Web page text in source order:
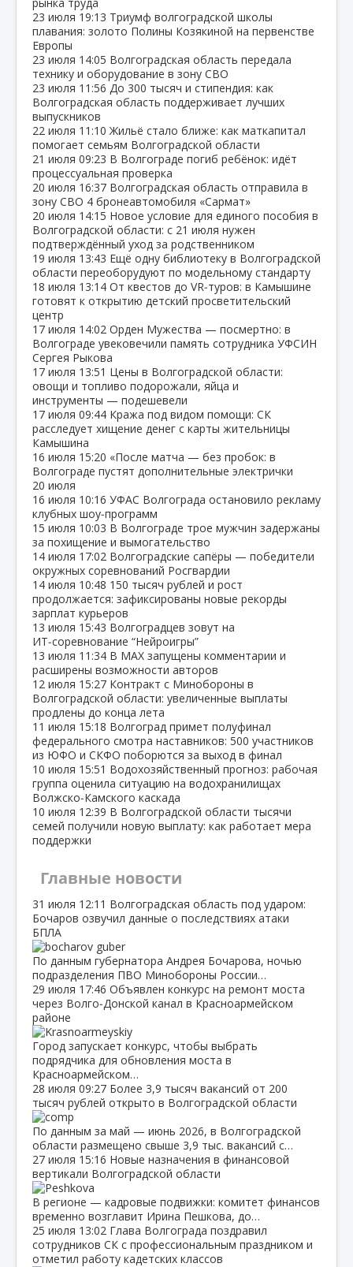
23 июля 19:13 Триумф волгоградской школы
плавания: золото Полины Козякиной на первенстве
Европы
23 июля 14:05 Волгоградская область передала
технику и оборудование в зону СВО
23 июля 11:56 До 300 тысяч и стипендия: как
Волгоградская область поддерживает лучших
выпускников
22 июля 11:10 Жильё стало ближе: как маткапитал
помогает семьям Волгоградской области
21 июля 09:23 В Волгограде погиб ребёнок: идёт
процессуальная проверка
20 июля 16:37 Волгоградская область отправила в
зону СВО 4 бронеавтомобиля «Сармат»
20 июля 14:15 Новое условие для единого пособия в
Волгоградской области: с 21 июля нужен
подтверждённый уход за родственником
19 июля 13:43 Ещё одну библиотеку в Волгоградской
области переоборудуют по модельному стандарту
18 июля 13:14 От квестов до VR‑туров: в Камышине
готовят к открытию детский просветительский
центр
17 июля 14:02 Орден Мужества — посмертно: в
Волгограде увековечили память сотрудника УФСИН
Сергея Рыкова
17 июля 13:51 Цены в Волгоградской области:
овощи и топливо подорожали, яйца и
инструменты — подешевели
17 июля 09:44 Кража под видом помощи: СК
расследует хищение денег с карты жительницы
Камышина
16 июля 15:20 «После матча — без пробок: в
Волгограде пустят дополнительные электрички
20 июля
16 июля 10:16 УФАС Волгограда остановило рекламу
клубных шоу‑программ
15 июля 10:03 В Волгограде трое мужчин задержаны
за похищение и вымогательство
14 июля 17:02 Волгоградские сапёры — победители
окружных соревнований Росгвардии
14 июля 10:48 150 тысяч рублей и рост
продолжается: зафиксированы новые рекорды
зарплат курьеров
13 июля 15:43 Волгоградцев зовут на
ИТ‑соревнование “Нейроигры”
13 июля 11:34 В МАХ запущены комментарии и
расширены возможности авторов
12 июля 15:27 Контракт с Минобороны в
Волгоградской области: увеличенные выплаты
продлены до конца лета
11 июля 15:18 Волгоград примет полуфинал
федерального смотра наставников: 500 участников
из ЮФО и СКФО поборются за выход в финал
10 июля 15:51 Водохозяйственный прогноз: рабочая
группа оценила ситуацию на водохранилищах
Волжско‑Камского каскада
10 июля 12:39 В Волгоградской области тысячи
семей получили новую выплату: как работает мера
поддержки
Главные новости
31 июля 12:11 Волгоградская область под ударом:
Бочаров озвучил данные о последствиях атаки
БПЛА
По данным губернатора Андрея Бочарова, ночью
подразделения ПВО Минобороны России…
29 июля 17:46 Объявлен конкурс на ремонт моста
через Волго‑Донской канал в Красноармейском
районе
Город запускает конкурс, чтобы выбрать
подрядчика для обновления моста в
Красноармейском…
28 июля 09:27 Более 3,9 тысяч вакансий от 200
тысяч рублей открыто в Волгоградской области
По данным за май — июнь 2026, в Волгоградской
области размещено свыше 3,9 тыс. вакансий с…
27 июля 15:16 Новые назначения в финансовой
вертикали Волгоградской области
В регионе — кадровые подвижки: комитет финансов
временно возглавит Ирина Пешкова, до…
25 июля 13:02 Глава Волгограда поздравил
сотрудников СК с профессиональным праздником и
отметил работу кадетских классов